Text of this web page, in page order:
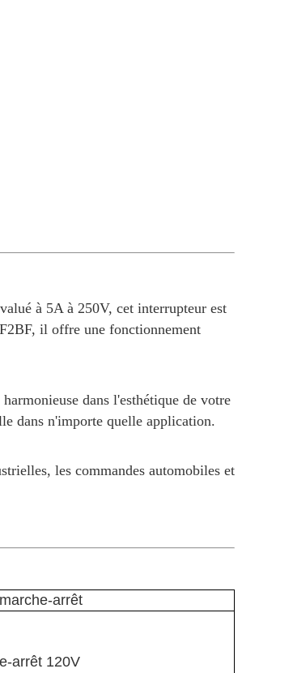
à 5A à 250V, cet interrupteur est
il offre une fonctionnement
dans l'esthétique de votre
dans n'importe quelle application.
les commandes automobiles et
arrêt
arrêt 120V